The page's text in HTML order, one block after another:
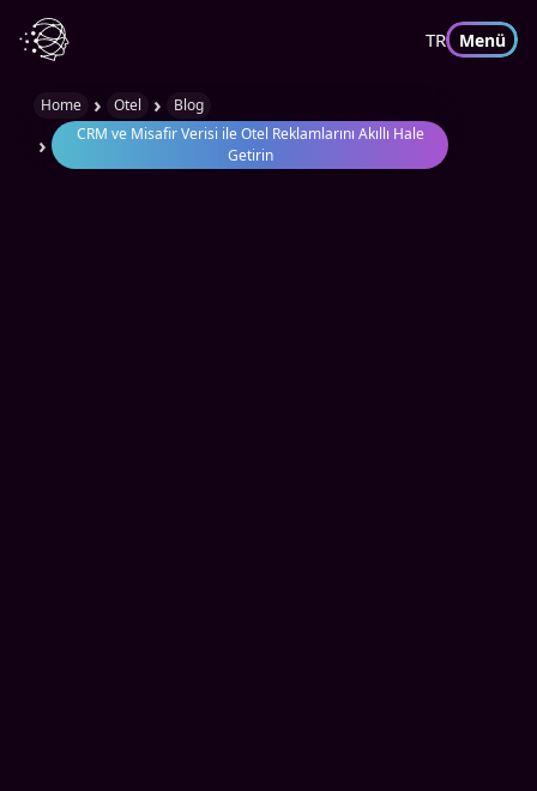
TR Menü
Home › Otel › Blog
›
CRM ve Misafir Verisi ile Otel Reklamlarını Akıllı Hale
Getirin